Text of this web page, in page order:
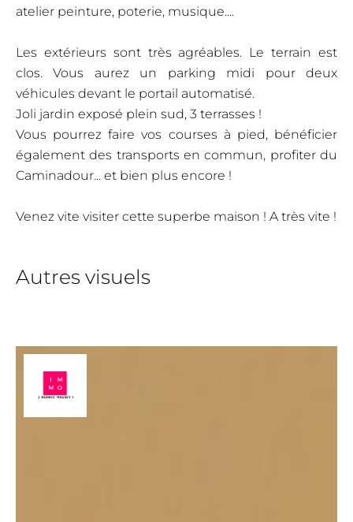
atelier peinture, poterie, musique....
Les extérieurs sont très agréables. Le terrain est
clos. Vous aurez un parking midi pour deux
véhicules devant le portail automatisé.
Joli jardin exposé plein sud, 3 terrasses !
Vous pourrez faire vos courses à pied, bénéficier
également des transports en commun, profiter du
Caminadour... et bien plus encore !
Venez vite visiter cette superbe maison ! A très vite !
Autres visuels